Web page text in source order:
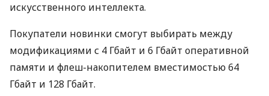
искусственного интеллекта.
Покупатели новинки смогут выбирать между
модификациями с 4 Гбайт и 6 Гбайт оперативной
памяти и флеш-накопителем вместимостью 64
Гбайт и 128 Гбайт.